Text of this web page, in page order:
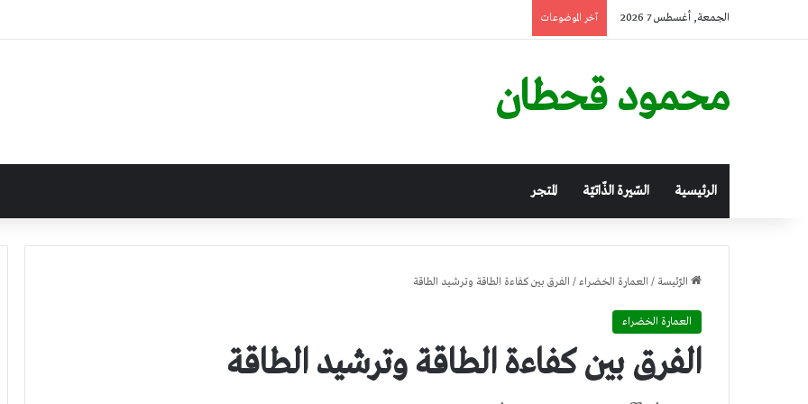
الجمعة, أغسطس 7 2026 آخر الموضوعات
محمود قحطان
الرئيسية السّيرة الذّاتيّة المتجر
الرّئيسة / العمارة الخضراء/ الفرق بين كفاءة الطاقة وترشيد الطاقة
العمارة الخضراء
الفرق بين كفاءة الطاقة وترشيد الطاقة